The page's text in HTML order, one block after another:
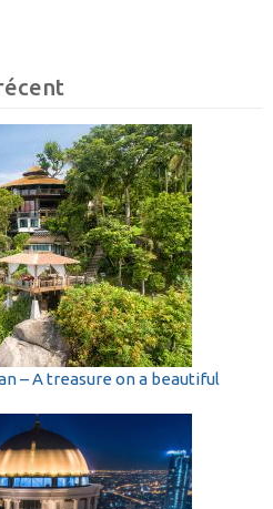
– A treasure on a beautiful